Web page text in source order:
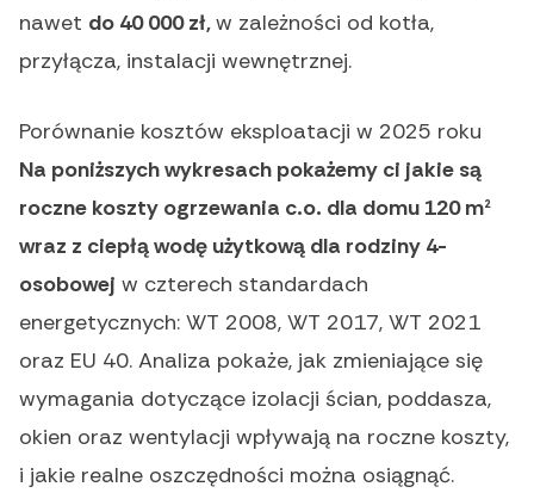
nawet do 40 000 zł,w zależności od kotła,
przyłącza, instalacji wewnętrznej.
Porównanie kosztów eksploatacji w 2025 roku
Na poniższych wykresach pokażemy ci jakie są
roczne koszty ogrzewania c.o. dla domu 120 m²
wraz z ciepłą wodę użytkową dla rodziny 4-
osobowej w czterech standardach
energetycznych: WT 2008, WT 2017, WT 2021
oraz EU 40. Analiza pokaże, jak zmieniające się
wymagania dotyczące izolacji ścian, poddasza,
okien oraz wentylacji wpływają na roczne koszty,
i jakie realne oszczędności można osiągnąć.